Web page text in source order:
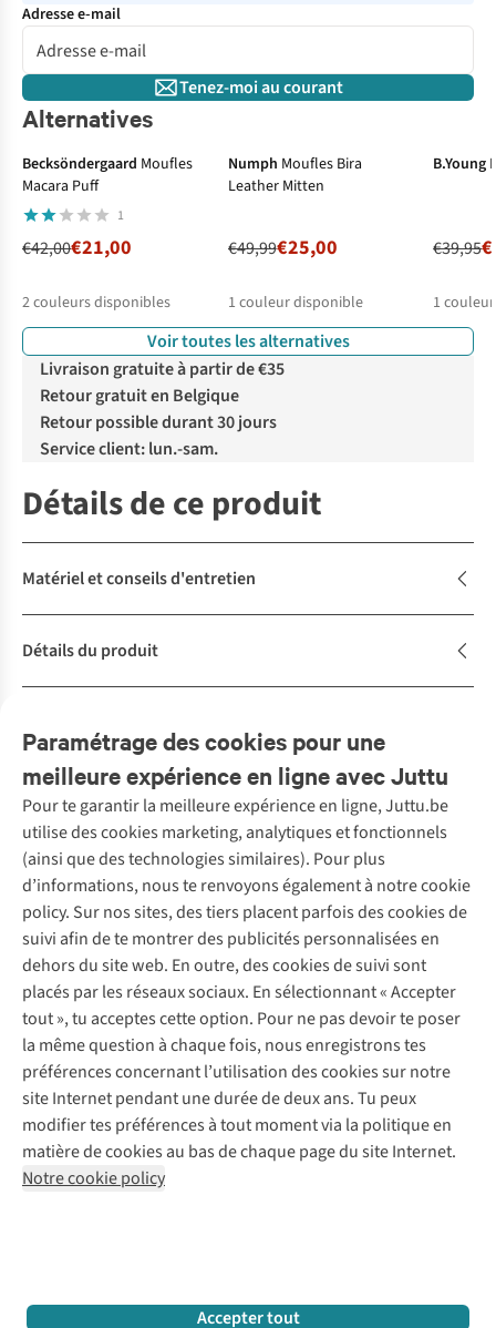
Adresse e-mail
Tenez-moi au courant
Alternatives
-50%
Becksöndergaard Moufles
Macara Puff
1
€42,00€21,00
2couleurs disponibles
Numph Moufles Bira
Leather Mitten
€49,99€25,00
1 couleur disponible
B.Young
€39,95
1
Voir toutes les alternatives
Livraison gratuite à partir de €35
Retour gratuit en Belgique
Retour possible durant 30 jours
Service client: lun.-sam.
Détails de ce produit
Matériel et conseils d'entretien
Détails du produit
Paramétrage des cookies pour une
meilleure expérience en ligne avec Juttu
Pour te garantir la meilleure expérience en ligne, Juttu.be
utilise des cookies marketing, analytiques et fonctionnels
(ainsi que des technologies similaires). Pour plus
d’informations, nous te renvoyons également à notre cookie
policy. Sur nos sites, des tiers placent parfois des cookies de
suivi afin de te montrer des publicités personnalisées en
dehors du site web. En outre, des cookies de suivi sont
placés par les réseaux sociaux. En sélectionnant « Accepter
tout », tu acceptes cette option. Pour ne pas devoir te poser
la même question à chaque fois, nous enregistrons tes
préférences concernant l’utilisation des cookies sur notre
site Internet pendant une durée de deux ans. Tu peux
modifier tes préférences à tout moment via la politique en
matière de cookies au bas de chaque page du site Internet.
Notre cookie policy
Accepter tout
Service client
Questions fréquentes
Commander
Payer
10 % réduction étudiants
Klarna : post-paiement
Livraison
Retourner
Rétractation d'une commande
Garantie
Contact
Nos services
Vintage - ReJUsed
Atelier de couture
Personal shopping
Boîte à vêtements
Événements / ateliers
Juttu
Qui sommes-nous ?
Juttu Friends
Inspiration
Travailler chez Juttu
Nos magasins
Le monde de Juttu
Entrepreneuriat responsable
Déclaration d’accessibilité
Abonne-toi à la newsletter
Suivez-nous
+32 (0)3 828 30 15 team@juttu.be